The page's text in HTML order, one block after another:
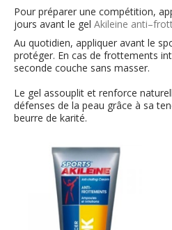
Pour préparer une compétition,
jours avant le gel Akileine
Au quotidien, appliquer avant le
protéger. En cas de frottements
seconde couche sans masser.
Le gel assouplit et renforce
défenses de la peau grâce à sa
beurre de karité.